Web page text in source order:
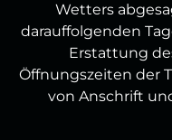
Wetters
darauffolgenden
Erstattung
Öffnungszeiten der
von Anschrift